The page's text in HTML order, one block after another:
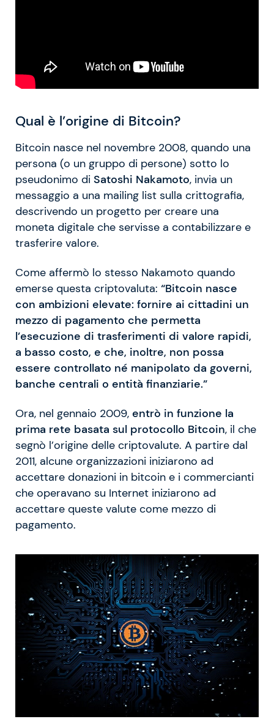
Qual è l’origine di Bitcoin?
Bitcoin nasce nel novembre 2008, quando una
persona (o un gruppo di persone) sotto lo
pseudonimo di Satoshi Nakamoto, invia un
messaggio a una mailing list sulla crittografia,
descrivendo un progetto per creare una
moneta digitale che servisse a contabilizzare e
trasferire valore.
Come affermò lo stesso Nakamoto quando
emerse questa criptovaluta: “Bitcoin nasce
con ambizioni elevate: fornire ai cittadini un
mezzo di pagamento che permetta
l’esecuzione di trasferimenti di valore rapidi,
a basso costo, e che, inoltre, non possa
essere controllato né manipolato da governi,
banche centrali o entità finanziarie.”
Ora, nel gennaio 2009, entrò in funzione la
prima rete basata sul protocollo Bitcoin, il che
segnò l’origine delle criptovalute. A partire dal
2011, alcune organizzazioni iniziarono ad
accettare donazioni in bitcoin e i commercianti
che operavano su Internet iniziarono ad
accettare queste valute come mezzo di
pagamento.